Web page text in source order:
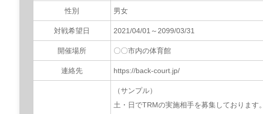
性別 男女
対戦希望日 2021/04/01～2099/03/31
開催場所 〇〇市内の体育館
連絡先 https://back-court.jp/
（サンプル）
土・日でTRMの実施相手を募集しております。